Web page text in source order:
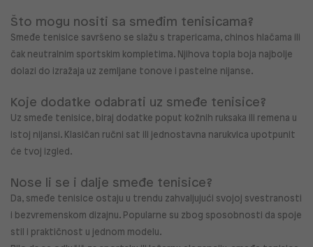
Što mogu nositi sa smeđim tenisicama?
Smeđe tenisice savršeno se slažu s trapericama, chinos hlačama ili
čak neutralnim sportskim kompletima. Njihova topla boja najbolje
dolazi do izražaja uz zemljane tonove i pastelne nijanse.
Koje dodatke odabrati uz smeđe tenisice?
Uz smeđe tenisice, biraj dodatke poput kožnih ruksaka ili remena u
istoj nijansi. Klasičan ručni sat ili jednostavna narukvica upotpunit
će tvoj izgled.
Nose li se i dalje smeđe tenisice?
Da, smeđe tenisice ostaju u trendu zahvaljujući svojoj svestranosti
i bezvremenskom dizajnu. Popularne su zbog sposobnosti da spoje
stil i praktičnost u jednom modelu.